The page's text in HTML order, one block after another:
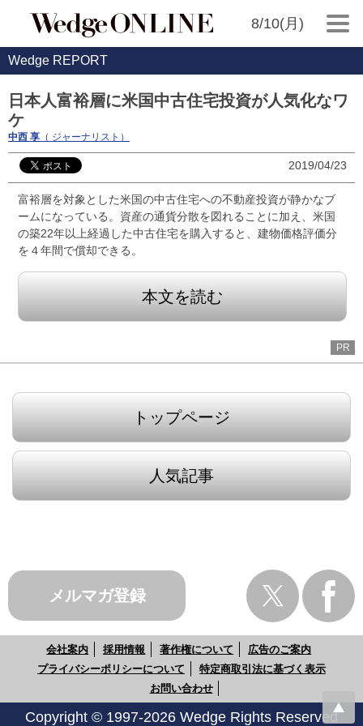
8/10(月)
Wedge REPORT
日本人富裕層に米国中古住宅投資が人気化なワ
ケ
中西 享 （ ジャーナリスト）
2019/04/23
富裕層を対象とした米国の中古住宅への不動産投資が静かなブ
ームになっている。資産の通貨分散を図れることに加え、米国
の築22年以上経過した中古住宅を購入すると、建物価格評価分
を４年間で償却できる。
本文を読む
PR
トップページ
人気記事
メルマガ登録
会社案内 採用情報 著作権について
広告のご案内
プライバシーポリシーについて
特定商取引法に基づく表示
お問い合わせ
Copyright © 1997-2026 Wedge Rights Reserved